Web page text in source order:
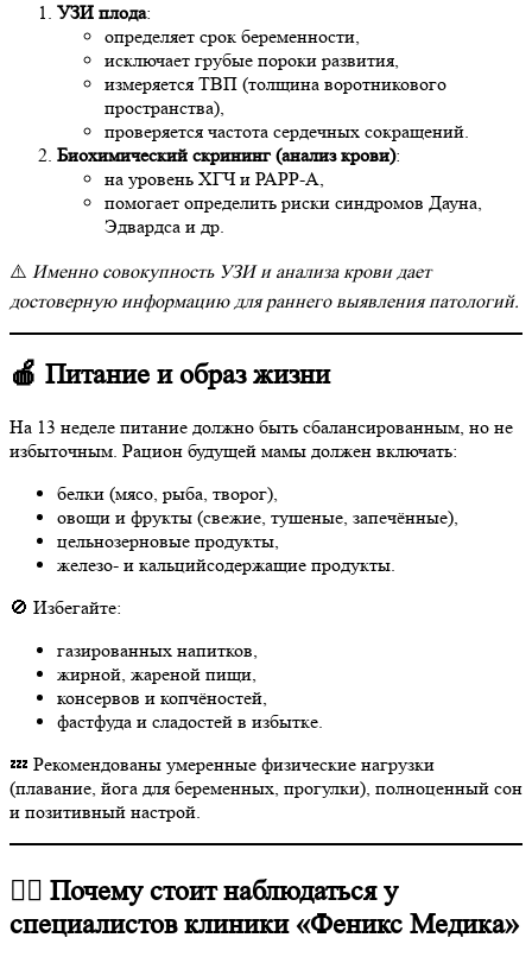
УЗИ плода:
определяет срок беременности,
исключает грубые пороки развития,
измеряется ТВП (толщина воротникового
пространства),
проверяется частота сердечных сокращений.
Биохимический скрининг (анализ крови):
на уровень ХГЧ и РАРР-А,
помогает определить риски синдромов Дауна,
Эдвардса и др.
⚠️ Именно совокупность УЗИ и анализа крови дает
достоверную информацию для раннего выявления патологий.
🍎 Питание и образ жизни
На 13 неделе питание должно быть сбалансированным, но не
избыточным. Рацион будущей мамы должен включать:
белки (мясо, рыба, творог),
овощи и фрукты (свежие, тушеные, запечённые),
цельнозерновые продукты,
железо- и кальцийсодержащие продукты.
🚫 Избегайте:
газированных напитков,
жирной, жареной пищи,
консервов и копчёностей,
фастфуда и сладостей в избытке.
💤 Рекомендованы умеренные физические нагрузки
(плавание, йога для беременных, прогулки), полноценный сон
и позитивный настрой.
🧑‍⚕️ Почему стоит наблюдаться у
специалистов клиники «Феникс Медика»